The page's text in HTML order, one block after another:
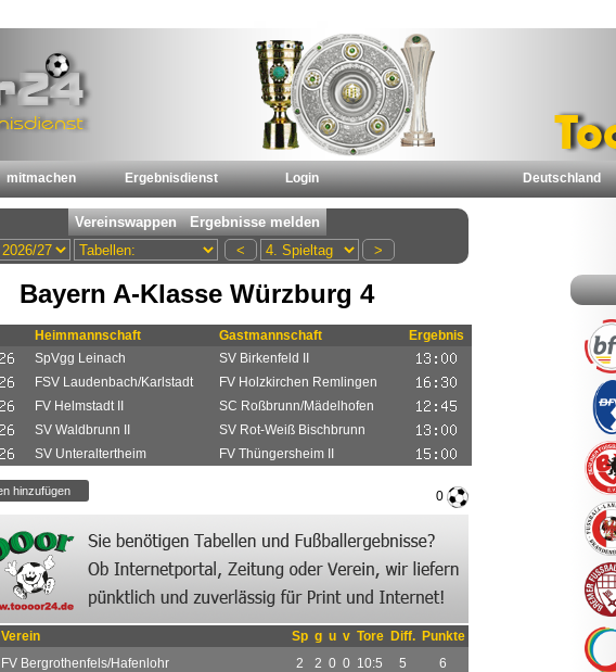
mitmachen Ergebnisdienst Login Deutschland
Bayern A-Klasse Würzburg 4
Heimmannschaft Gastmannschaft
Ergebnis
SpVgg Leinach
SV Birkenfeld II
FSV Laudenbach/Karlstadt
FV Holzkirchen Remlingen
FV Helmstadt II
SC Roßbrunn/Mädelhofen
SV Waldbrunn II
SV Rot-Weiß Bischbrunn
SV Unteraltertheim
FV Thüngersheim II
0
Verein Sp g u v Tore Diff.
Punkte
FV Bergrothenfels/Hafenlohr 2 2 0 0 10:5 5 6